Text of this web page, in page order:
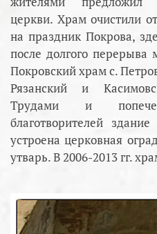
церкви. Храм очистили
на праздник Покрова,
после долгого перерыва
Покровский храм с.
Рязанский и
Трудами и
благотворителей
устроена церковная
утварь. В 2006-2013 гг.